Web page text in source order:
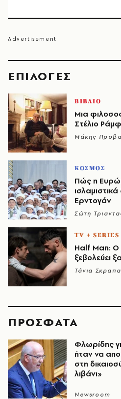
EΠΙΛΟΓΈΣ
ΒΙΒΛΙΟ
Μια
Στέλιο
Μάκης
ΚΟΣΜΟΣ
Πώς η
Ερντογάν
Σώτη
TV + SERIES
Half Man: Ο
ξεβολεύει
Τάνια
ΠΡΟΣΦΑΤΑ
Φλωρίδης
ήταν να
στη
λιβάνι»
Newsroom